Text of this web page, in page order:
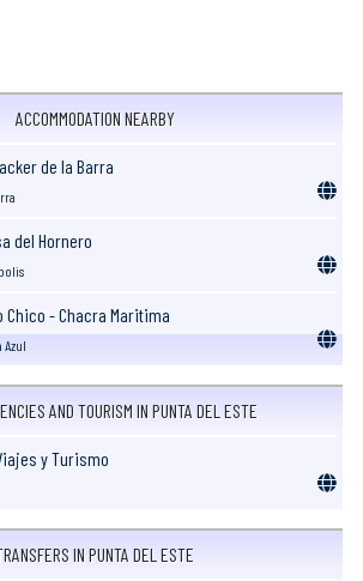
ACCOMMODATION NEARBY
de la Barra
del Hornero
Chico - Chacra Maritima
Azul
AND TOURISM IN PUNTA DEL ESTE
y Turismo
IN PUNTA DEL ESTE